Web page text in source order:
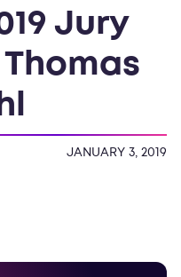
Jury
JANUARY 3, 2019